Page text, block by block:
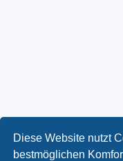
Diese Website nutzt
bestmöglichen